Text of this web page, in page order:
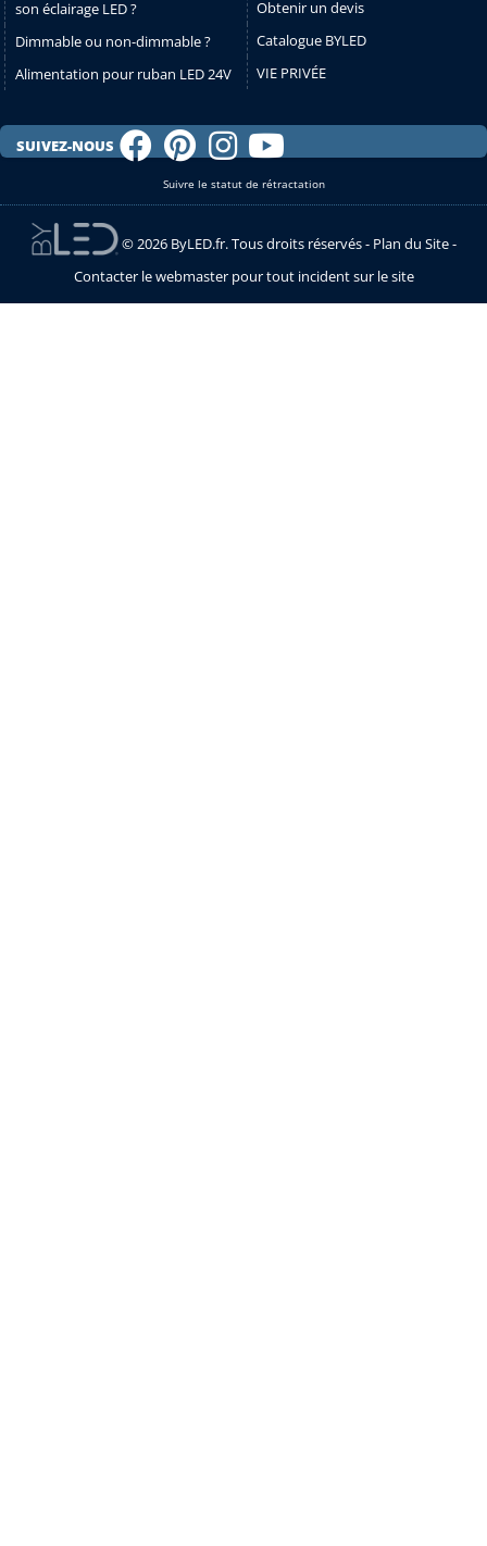
son éclairage LED ?
Dimmable ou non-dimmable ?
Alimentation pour ruban LED 24V
Obtenir un devis
Catalogue BYLED
VIE PRIVÉE
SUIVEZ-NOUS
Suivre le statut de rétractation
© 2026 ByLED.fr. Tous droits réservés - Plan du Site-
Contacter le webmaster pour tout incident sur le site